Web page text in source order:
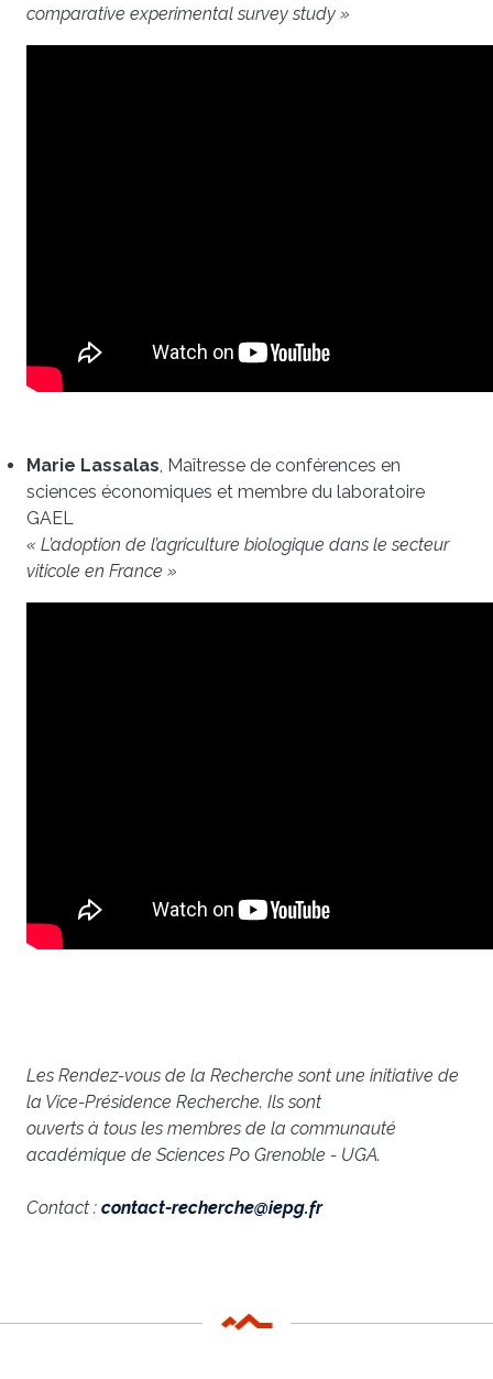
comparative experimental survey study »
Marie Lassalas, Maîtresse de conférences en
sciences économiques et membre du laboratoire
GAEL
« L’adoption de l’agriculture biologique dans le secteur
viticole en France »
Les Rendez-vous de la Recherche sont une initiative de
la Vice-Présidence Recherche. Ils sont
ouverts à tous les membres de la communauté
académique de Sciences Po Grenoble - UGA.
Contact : contact-recherche@iepg.fr